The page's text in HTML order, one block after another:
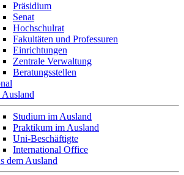
Präsidium
Senat
Hochschulrat
Fakultäten und Professuren
Einrichtungen
Zentrale Verwaltung
Beratungsstellen
Ausland
Studium im Ausland
Praktikum im Ausland
Uni-Beschäftigte
International Office
dem Ausland